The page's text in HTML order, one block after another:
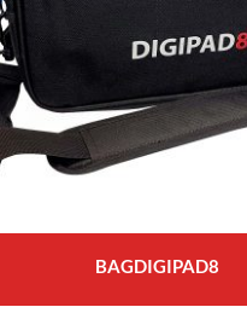
BAGDIGIPAD8